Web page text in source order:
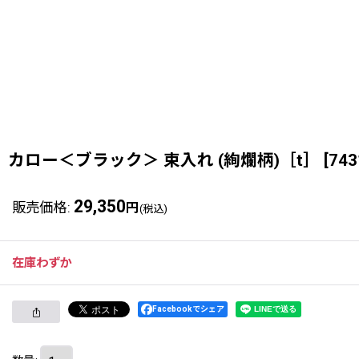
カロー＜ブラック＞ 束入れ (絢爛柄)［t］
販売価格: 29,350 円 (税込)
在庫わずか
Facebookでシェア